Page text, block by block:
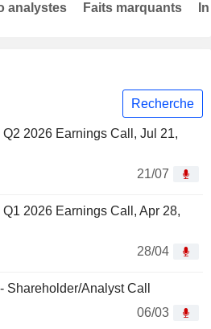
Recherche
2026 Earnings Call, Jul 21,
21/07
2026 Earnings Call, Apr 28,
28/04
Shareholder/Analyst Call
06/03
analystes Faits marquants